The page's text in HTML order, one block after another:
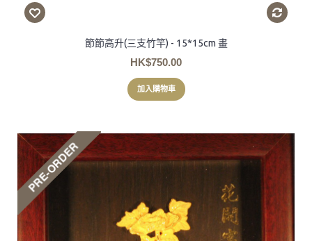
節節高升(三支竹竿) - 15*15cm 畫
HK$750.00
加入購物車